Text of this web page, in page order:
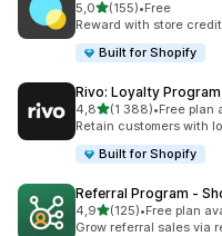
5,0av 5 stjerner
(155)
Totalt 155 omtaler
•Free
Reward with store
Built for Shopify
Rivo: Loyalty
4,8av 5 stjerner
(1 388)
Totalt 1388 omtaler
•Free plan
Retain customers with
Built for Shopify
Referral Program ‑
4,9av 5 stjerner
(125)
Totalt 125 omtaler
•Free plan
Grow referral sales via